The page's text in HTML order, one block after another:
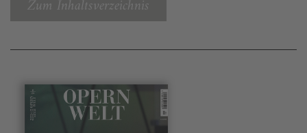
Zum Inhaltsverzeichnis